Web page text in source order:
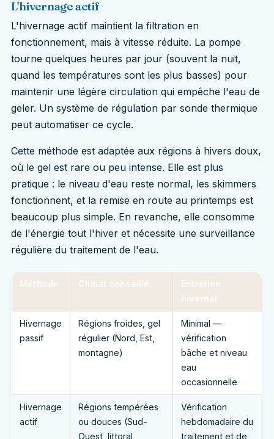
L'hivernage actif
L'hivernage actif maintient la filtration en
fonctionnement, mais à vitesse réduite. La pompe
tourne quelques heures par jour (souvent la nuit,
quand les températures sont les plus basses) pour
maintenir une légère circulation qui empêche l'eau de
geler. Un système de régulation par sonde thermique
peut automatiser ce cycle.
Cette méthode est adaptée aux régions à hivers doux,
où le gel est rare ou peu intense. Elle est plus
pratique : le niveau d'eau reste normal, les skimmers
fonctionnent, et la remise en route au printemps est
beaucoup plus simple. En revanche, elle consomme
de l'énergie tout l'hiver et nécessite une surveillance
régulière du traitement de l'eau.
Méthode Climat conseillé
Entretien
hivernal
Hivernage
passif
Régions froides, gel
régulier (Nord, Est,
montagne)
Minimal —
vérification
bâche et niveau
eau
occasionnelle
Hivernage
actif
Régions tempérées
ou douces (Sud-
Ouest, littoral
Vérification
hebdomadaire du
traitement et de